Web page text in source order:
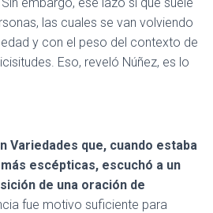
las cuales se van volviendo
y con el peso del contexto de
Eso, reveló Núñez, es lo
Variedades que, cuando estaba
escépticas, escuchó a un
de una oración de
fue motivo suficiente para